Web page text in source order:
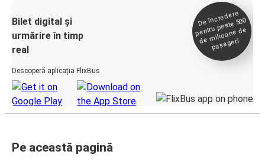
Bilet digital și
urmărire în timp
real
Descoperă aplicația FlixBus
De încredere
pentru peste 500
de
milioane de
pasageri
Pe această pagină